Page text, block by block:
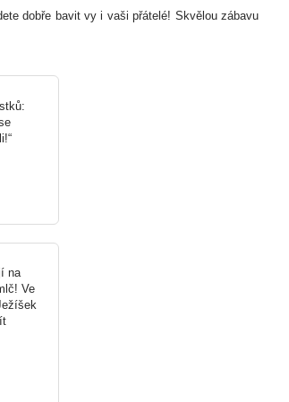
dobře bavit vy i vaši přátelé! Skvělou zábavu
na
Ve